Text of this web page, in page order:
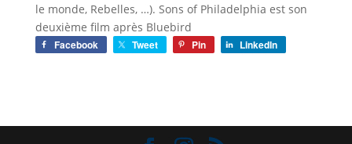
le monde, Rebelles, …). Sons of Philadelphia est son
deuxième film après Bluebird
Facebook Tweet Pin LinkedIn